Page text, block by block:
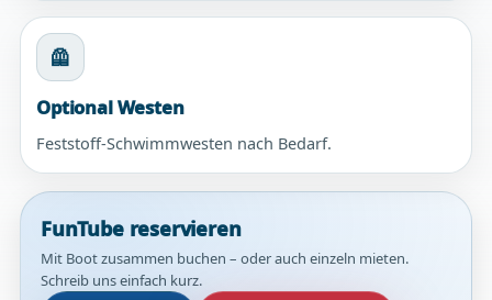
🦺
Optional Westen
Feststoff-Schwimmwesten nach Bedarf.
FunTube reservieren
Mit Boot zusammen buchen – oder auch einzeln mieten.
Schreib uns einfach kurz.